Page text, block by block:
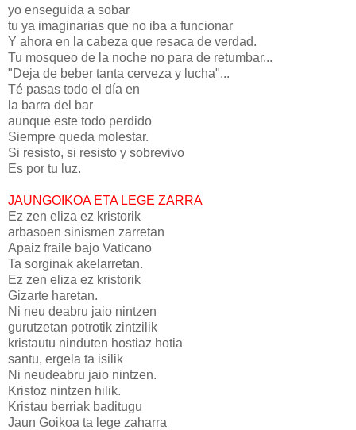
yo enseguida a sobar
tu ya imaginarias que no iba a funcionar
Y ahora en la cabeza que resaca de verdad.
Tu mosqueo de la noche no para de retumbar...
"Deja de beber tanta cerveza y lucha"...
Té pasas todo el día en
la barra del bar
aunque este todo perdido
Siempre queda molestar.
Si resisto, si resisto y sobrevivo
Es por tu luz.
JAUNGOIKOA ETA LEGE ZARRA
Ez zen eliza ez kristorik
arbasoen sinismen zarretan
Apaiz fraile bajo Vaticano
Ta sorginak akelarretan.
Ez zen eliza ez kristorik
Gizarte haretan.
Ni neu deabru jaio nintzen
gurutzetan potrotik zintzilik
kristautu ninduten hostiaz hotia
santu, ergela ta isilik
Ni neudeabru jaio nintzen.
Kristoz nintzen hilik.
Kristau berriak baditugu
Jaun Goikoa ta lege zaharra